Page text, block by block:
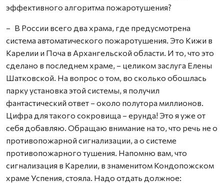
эффективного алгоритма пожаротушения?
– В России всего два храма, где предусмотрена
система автоматического пожаротушения. Это Кижи в
Карелии и Поча в Архангельской области. И то, что это
сделано в последнем храме, – целиком заслуга Елены
Шатковской. На вопрос о том, во сколько обошлась
парку установка этой системы, я получил
фантастический ответ – около полутора миллионов.
Цифра для такого сокровища – ерунда! Это я уже от
себя добавляю. Обращаю внимание на то, что речь не о
противопожарной сигнализации, а о системе
противопожарного тушения. Напомню вам, что
сигнализация в Карелии, в знаменитом Кондопожском
храме Успения, стояла. Надо отдать должное: